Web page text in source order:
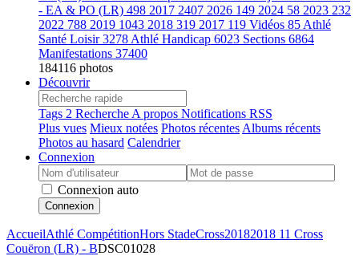
- EA & PO (LR) 498 2017 2407 2026 149 2024 58 2023 232
2022 788 2019 1043 2018 319 2017 119 Vidéos 85 Athlé
Santé Loisir3278 Athlé Handicap 6023 Sections 6864
Manifestations 37400
184116 photos
Découvrir
Tags 2 Recherche A propos Notifications RSS
Plus vues Mieux notées Photos récentes Albums récents
Photos au hasard Calendrier
Connexion
Connexion auto
Connexion
AccueilAthlé CompétitionHors StadeCross20182018 11 Cross
Couëron (LR) - BDSC01028